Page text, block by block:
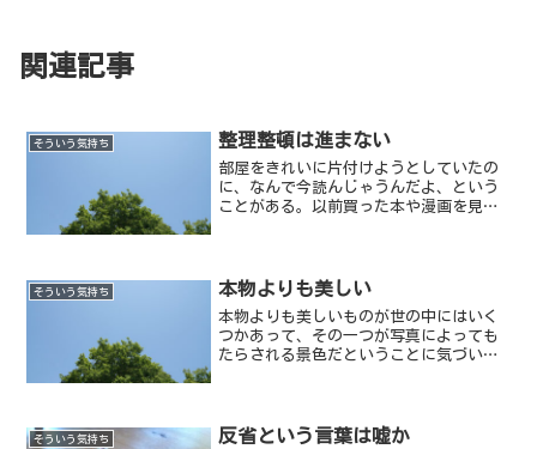
関連記事
そういう気持ち 整理整頓は進まない
部屋をきれいに片付けようとしていたの
に、なんで今読んじゃうんだよ、という
ことがある。以前買った本や漫画を見つ
そういう気持ち 本物よりも美しい
本物よりも美しいものが世の中にはいく
つかあって、その一つが写真によっても
たらされる景色だということに気づい
そういう気持ち 反省という言葉は嘘か